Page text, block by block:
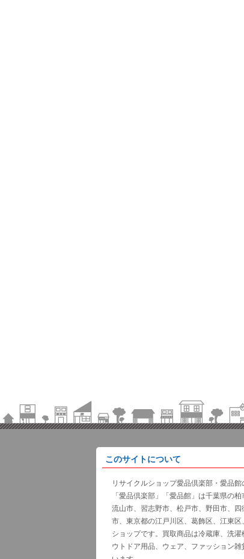
このサイトについて
リサイクルショップ愛品倶楽部・愛品館
「愛品倶楽部」「愛品館」は千葉県の
流山市、習志野市、松戸市、野田市、
市、東京都の江戸川区、葛飾区、江東
ショップです。買取商品は冷蔵庫、洗
ウトドア用品、ウェア、ファッション